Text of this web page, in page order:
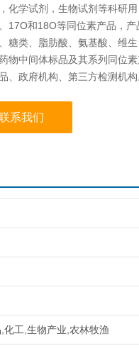
化学试剂，生物试剂等科研用
17O和18O等同位素产品，产
糖类、脂肪酸、氨基酸、维生
物中间体标品及其系列同位
、政府机构、第三方检测机构
系我们
化工,生物产业,农林牧渔